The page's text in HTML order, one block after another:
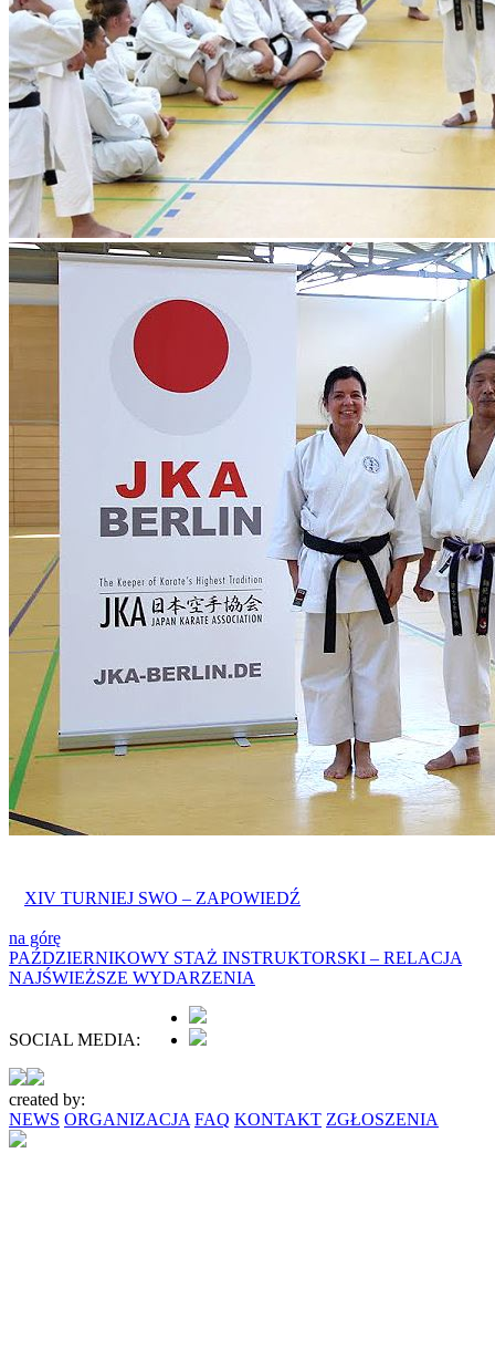
XIV TURNIEJ SWO – ZAPOWIEDŹ
na górę
PAŹDZIERNIKOWY STAŻ INSTRUKTORSKI – RELACJA
NAJŚWIEŻSZE WYDARZENIA
SOCIAL MEDIA:
created by:
NEWS ORGANIZACJA FAQ KONTAKT ZGŁOSZENIA